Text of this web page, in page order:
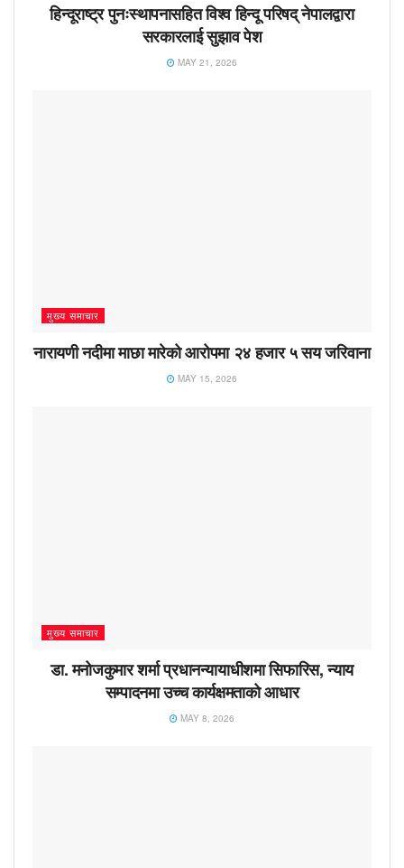
हिन्दूराष्ट्र पुनःस्थापनासहित विश्व हिन्दू परिषद् नेपालद्वारा
सरकारलाई सुझाव पेश
MAY 21, 2026
मुख्य समाचार
नारायणी नदीमा माछा मारेको आरोपमा २४ हजार ५ सय जरिवाना
MAY 15, 2026
मुख्य समाचार
डा. मनोजकुमार शर्मा प्रधानन्यायाधीशमा सिफारिस, न्याय
सम्पादनमा उच्च कार्यक्षमताको आधार
MAY 8, 2026